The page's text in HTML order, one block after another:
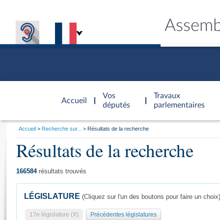
Accueil
d'accueil
Vos
députés
Travaux
parlementaires
Général
Vous
Accueil Recherche sur... Résultats de la recherche
Résultats de la recherche
166584résultats trouvés
LÉGISLATURE (Cliquez sur l'un des boutons pour faire un choix)
17e législature (X) Précédentes législatures